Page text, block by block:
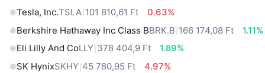
Tesla, Inc.TSLA 101 810,61 Ft
0.63%
Berkshire Hathaway Inc Class BBRK.B 166 174,08 Ft
1.11%
Eli Lilly And CoLLY 378 404,9 Ft
1.89%
SK HynixSKHY 45 780,95 Ft
4.97%